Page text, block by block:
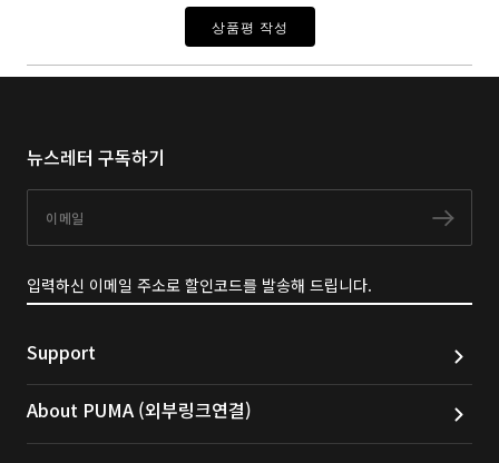
상품평 작성
뉴스레터 구독하기
구독
입력하신 이메일 주소로 할인코드를 발송해 드립니다.
Support
About PUMA (외부링크연결)